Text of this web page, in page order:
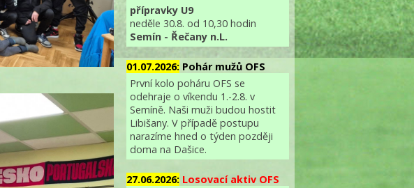
přípravky U9
neděle 30.8. od 10,30 hodin
Semín - Řečany n.L.
01.07.2026: Pohár mužů OFS
První kolo poháru OFS se
odehraje o víkendu 1.-2.8. v
Semíně. Naši muži budou hostit
Libišany. V případě postupu
narazíme hned o týden později
doma na Dašice.
27.06.2026: Losovací aktiv OFS